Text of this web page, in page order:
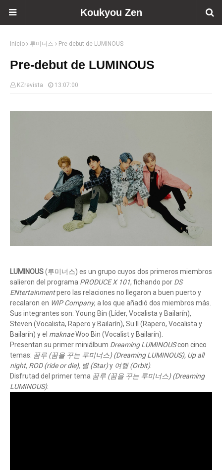
Koukyou Zen
Inicio 루미너스 Pre-debut de LUMINOUS
Pre-debut de LUMINOUS
KZrevista 13:07:00
LUMINOUS(루미너스) es un grupo cuyos dos primeros miembros
salieron del programa PRODUCE X 101, fichando por DS
ENtertainmentpero las relaciones no llegaron a buen puerto y
recalaron en WIP Company, a los que añadió dos miembros más.
Sus integrantes son: Young Bin (Líder, Vocalista y Bailarín),
Steven (Vocalista, Rapero y Bailarín), Su Il (Rapero, Vocalista y
Bailarín) y el maknaeWoo Bin (Vocalist y Bailarín).
Presentan su primer miniálbum Dreaming LUMINOUScon cinco
temas: 꿈루 (꿈을 꾸는 루미너스) (Dreaming LUMINOUS), Up all
night, ROD (ride or die), 별 (Star)y 여행 (Orbit).
Disfrutad del primer tema 꿈루 (꿈을 꾸는 루미너스) (Dreaming
LUMINOUS):